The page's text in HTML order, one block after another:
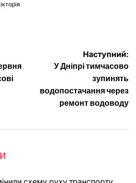
Наступний:
У Дніпрі тимчасово
зупинять
водопостачання через
ремонт водоводу